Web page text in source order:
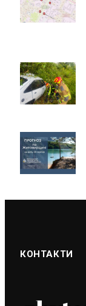
КОНТАКТИ